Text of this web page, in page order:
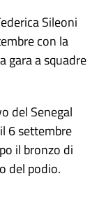
Sileoni
con la
gara a squadre
del Senegal
6 settembre
il bronzo di
del podio.